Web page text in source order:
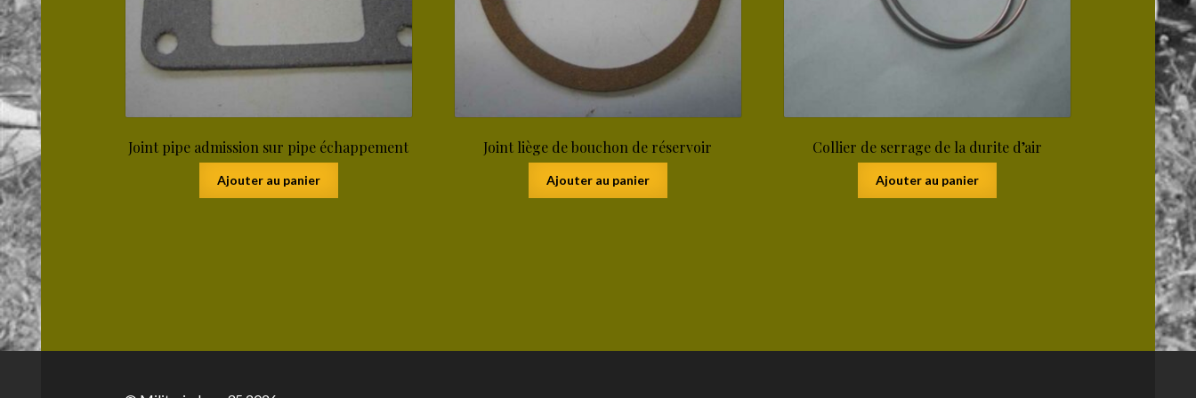
Joint pipe admission sur pipe échappement
Ajouter au panier
Joint liège de bouchon de réservoir
Ajouter au panier
Collier de serrage de la durite d’air
Ajouter au panier